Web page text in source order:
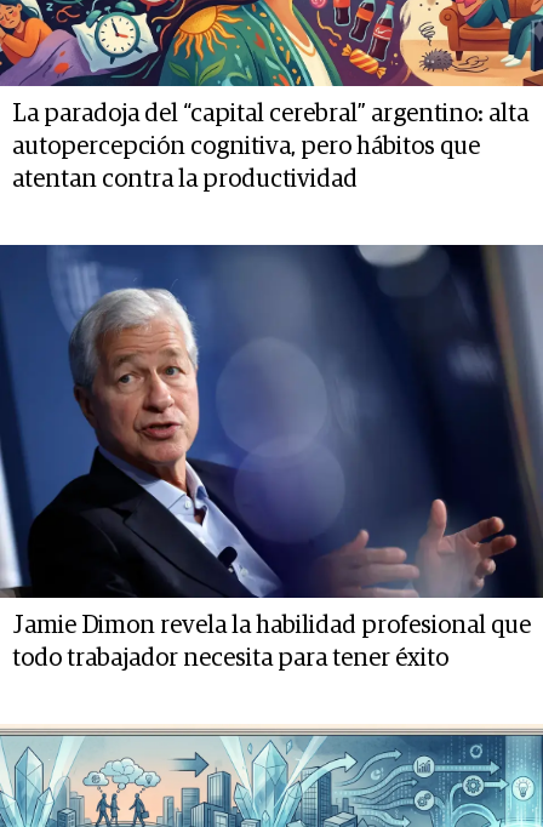
La paradoja del “capital cerebral” argentino: alta
autopercepción cognitiva, pero hábitos que
atentan contra la productividad
Jamie Dimon revela la habilidad profesional que
todo trabajador necesita para tener éxito